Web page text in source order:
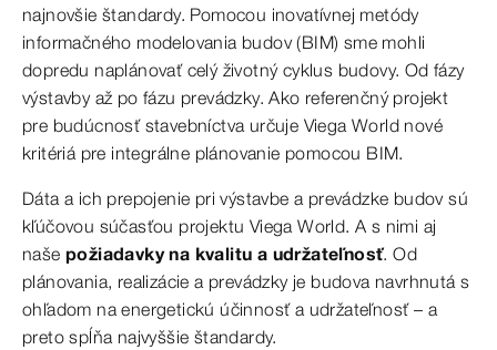
najnovšie štandardy. Pomocou inovatívnej metódy
informačného modelovania budov (BIM) sme mohli
dopredu naplánovať celý životný cyklus budovy. Od fázy
výstavby až po fázu prevádzky. Ako referenčný projekt
pre budúcnosť stavebníctva určuje Viega World nové
kritériá pre integrálne plánovanie pomocou BIM.
Dáta a ich prepojenie pri výstavbe a prevádzke budov sú
kľúčovou súčasťou projektu Viega World. A s nimi aj
naše požiadavky na kvalitu a udržateľnosť. Od
plánovania, realizácie a prevádzky je budova navrhnutá s
ohľadom na energetickú účinnosť a udržateľnosť – a
preto spĺňa najvyššie štandardy.